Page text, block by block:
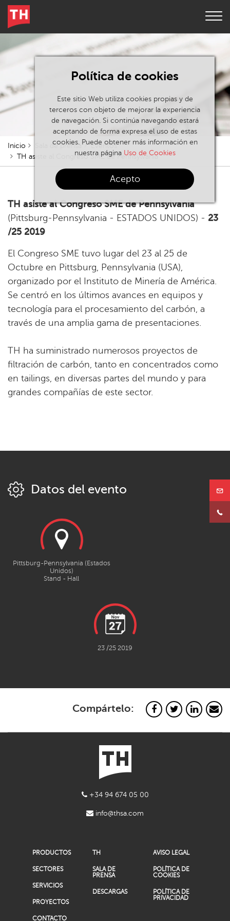
Política de cookies
Este sitio Web utiliza cookies propias y de
terceros con objeto de mejorar la experiencia
de navegación. Si continúa navegando estará
aceptando de forma expresa el uso de estas
cookies. Puede obtener más información en
nuestra página Uso de Cookies
Acepto
Inicio Sala de prensa
Eventos
TH asiste al Congreso SME de Pennsylvania
TH asiste al Congreso SME de Pennsylvania
(Pittsburg-Pennsylvania - ESTADOS UNIDOS) - 23
/25 2019
El Congreso SME tuvo lugar del 23 al 25 de
Octubre en Pittsburg, Pennsylvania (USA),
organizado por el Instituto de Minería de América.
Se centró en los últimos avances en equipos y
tecnología para el procesamiento del carbón, a
través de una amplia gama de presentaciones.
TH ha suministrado numerosos proyectos de
filtración de carbón, tanto en concentrados como
en tailings, en diversas partes del mundo y para
grandes compañías de este sector.
Datos del evento
Pittsburg-Pennsylvania (Estados
Unidos)
Stand - Hall
23 /25 2019
Compártelo:
+34 94 674 05 00
info@thsa.com
PRODUCTOS
SECTORES
SERVICIOS
PROYECTOS
CONTACTO
TH
SALA DE
PRENSA
DESCARGAS
AVISO LEGAL
POLÍTICA DE
COOKIES
POLÍTICA DE
PRIVACIDAD